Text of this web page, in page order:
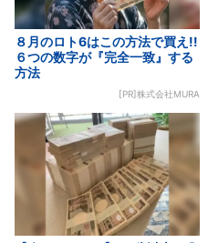
８月のロト6はこの方法で買え!!
６つの数字が『完全一致』する
方法
[PR]株式会社MURA